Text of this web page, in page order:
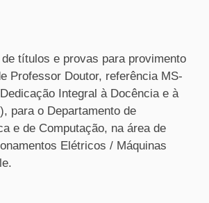
títulos e provas para provimento
Professor Doutor, referência MS-
Integral à Docência e à
para o Departamento de
e de Computação, na área de
Elétricos / Máquinas